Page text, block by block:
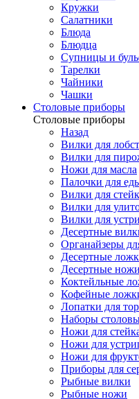
Кружки
Салатники
Блюда
Блюдца
Супницы и
Тарелки
Чайники
Чашки
Cтоловые приборы
Cтоловые приборы
Назад
Вилки для
Вилки для
Ножи для масла
Палочки для
Вилки для
Вилки для
Вилки для
Десертные
Органайзеры
Десертные
Десертные ножи
Коктейльные
Кофейные
Лопатки для
Наборы
Ножи для
Ножи для
Ножи для
Приборы для
Рыбные вилки
Рыбные ножи